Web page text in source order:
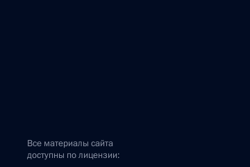
Все материалы сайта
доступны по лицензии: